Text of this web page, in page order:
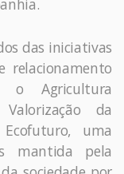
das iniciativas
relacionamento
o Agricultura
da
uma
mantida pela